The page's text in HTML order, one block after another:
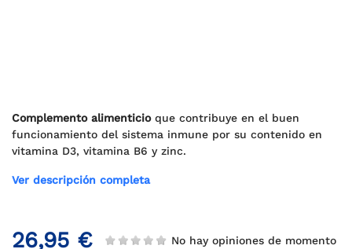
Complemento alimenticioque contribuye en el buen
funcionamiento del sistema inmune por su contenido en
vitamina D3, vitamina B6 y zinc.
Ver descripción completa
26,95 € No hay opiniones de momento